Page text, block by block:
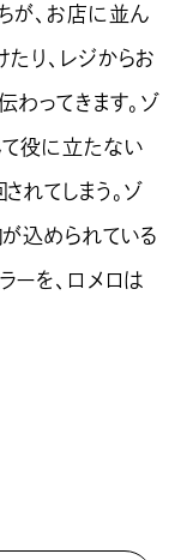
が、お店に並ん
り、レジからお
わってきます。ゾ
役に立たない
れてしまう。ゾ
込められている
ーを、ロメロは